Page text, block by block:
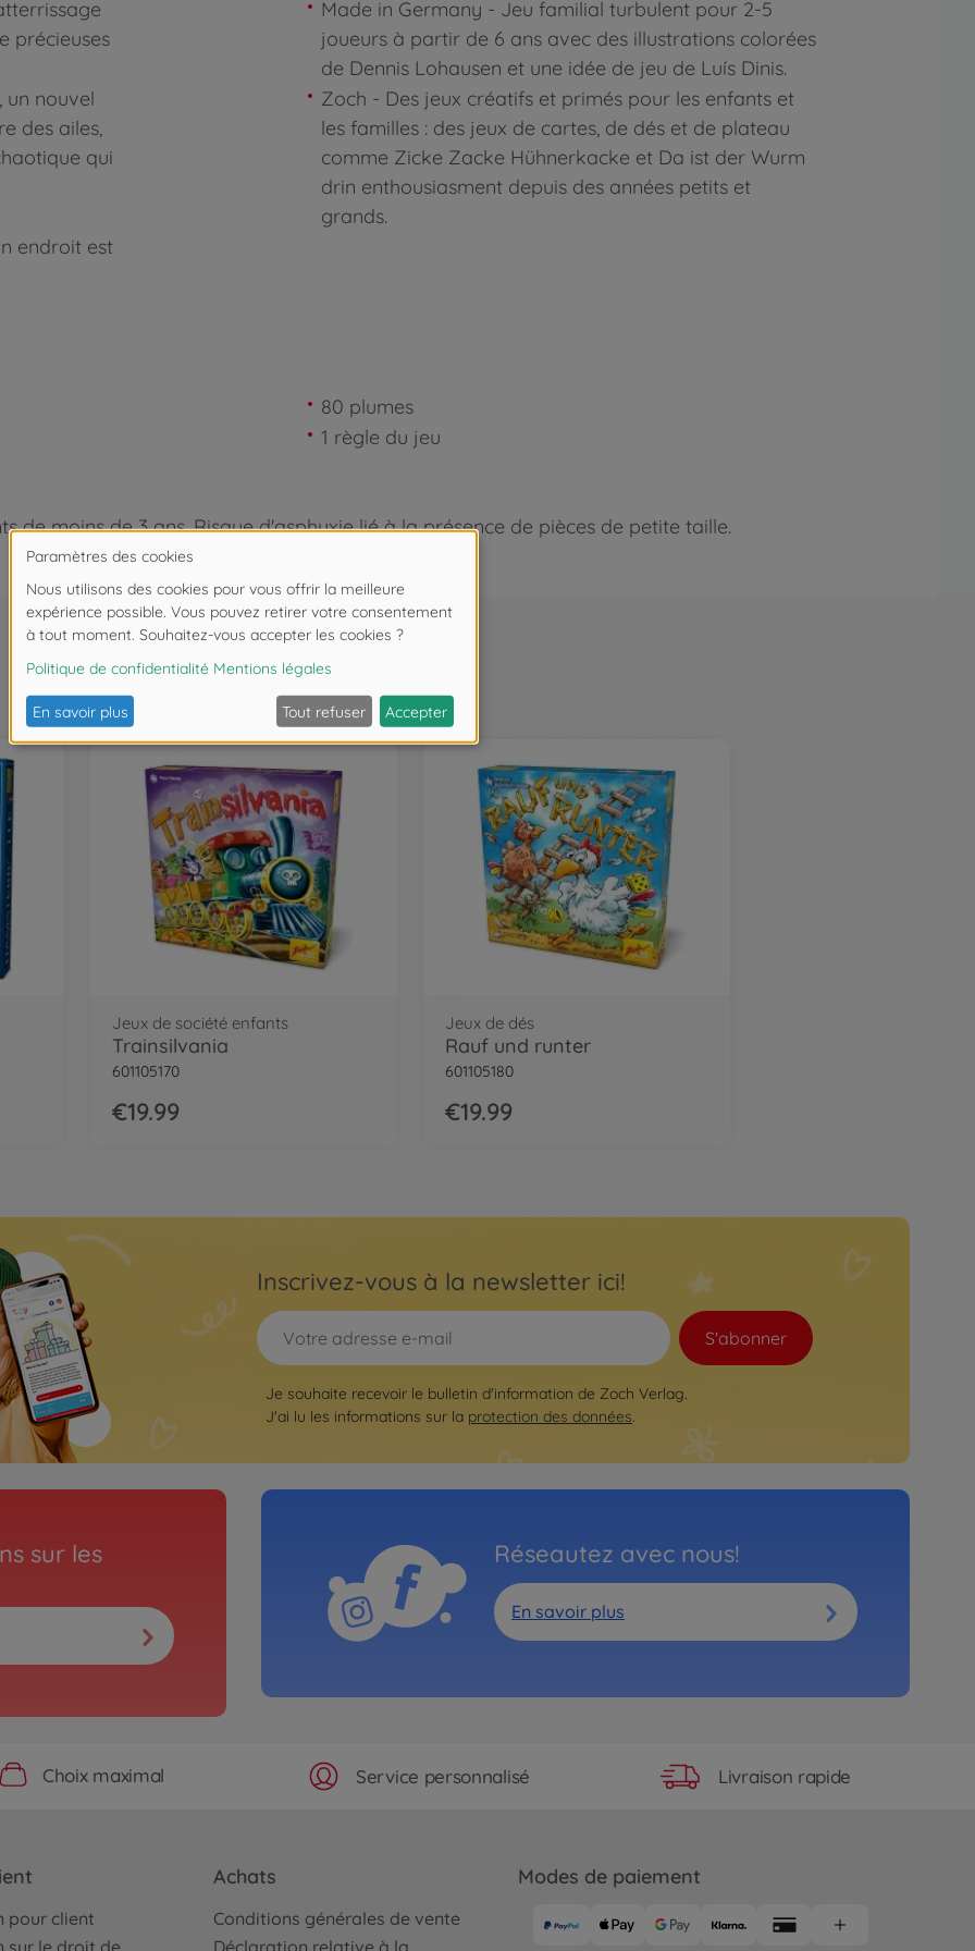
précieuses
nouvel
des ailes,
qui
endroit est
Made in Germany - Jeu familial turbulent pour 2-5
joueurs à partir de 6 ans avec des illustrations colorées
de Dennis Lohausen et une idée de jeu de Luís Dinis.
Zoch - Des jeux créatifs et primés pour les enfants et
les familles : des jeux de cartes, de dés et de plateau
comme Zicke Zacke Hühnerkacke et Da ist der Wurm
drin enthousiasment depuis des années petits et
grands.
80 plumes
1 règle du jeu
de moins de 3 ans. Risque d'asphyxie lié à la présence de pièces de petite taille.
Souvent achetés ensemble
Jeux de société enfants
Trainsilvania
601105170
€19.99
Jeux de dés
Rauf und runter
601105180
€19.99
Inscrivez-vous à la newsletter ici!
S'abonner
Je souhaite recevoir le bulletin d'information de Zoch Verlag.
J'ai lu les informations sur la protection des données.
sur les Réseautez avec nous!
En savoir plus
Choix maximal Service personnalisé Livraison rapide
pour client
sur le droit de
Achats
Conditions générales de vente
Déclaration relative à la
Modes de paiement